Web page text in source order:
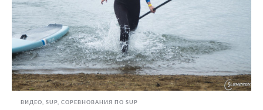
ВИДЕО SUP СОРЕВНОВАНИЯ ПО SUP